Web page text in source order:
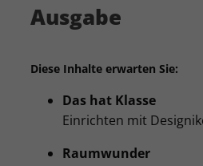
Ausgabe
Diese Inhalte erwarten Sie:
Das hat Klasse
Einrichten mit
Raumwunder